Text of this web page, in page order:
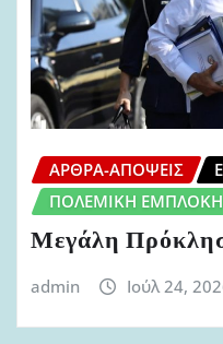
ΆΡΘΡΑ-ΑΠΌΨΕΙΣ
ΠΟΛΕΜΙΚΉ ΕΜΠΛΟΚΉ
Μεγάλη
admin Ιούλ 24,